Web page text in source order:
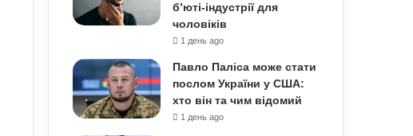
б’юті-індустрії для
чоловіків
1 день ago
Павло Паліса може стати
послом України у США:
хто він та чим відомий
1 день ago